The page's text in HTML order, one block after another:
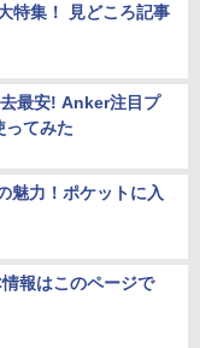
特集！ 見どころ記事
最安! Anker注目プ
ってみた
魅力！ポケットに入
報はこのページで